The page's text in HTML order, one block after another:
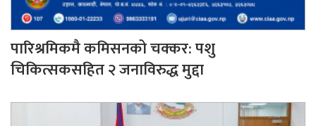
पारिश्रमिकमै कमिसनको चक्कर: पशु
चिकित्सकसहित २ जनाविरुद्ध मुद्दा